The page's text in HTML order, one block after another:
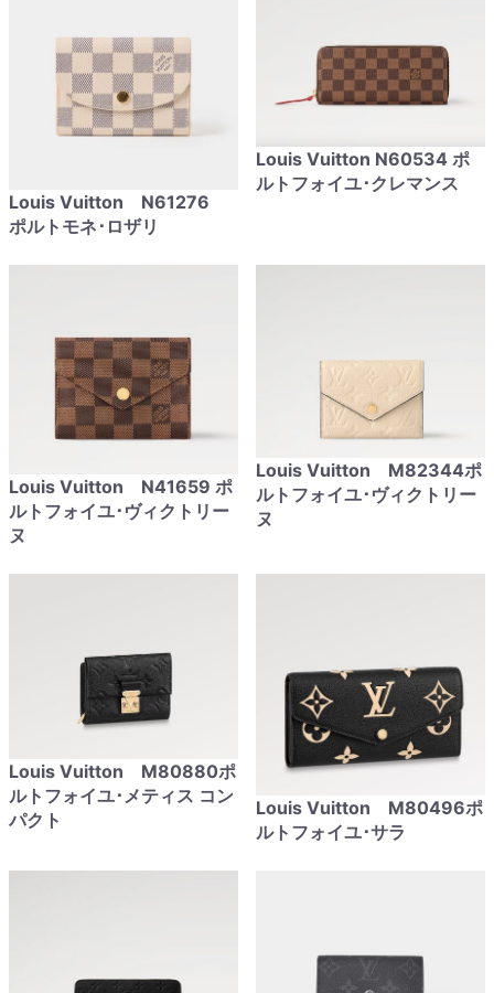
Louis Vuitton N61276
ポルトモネ･ロザリ
Louis Vuitton N60534 ポ
ルトフォイユ･クレマンス
Louis Vuitton N41659 ポ
ルトフォイユ･ヴィクトリー
ヌ
Louis Vuitton M82344ポ
ルトフォイユ･ヴィクトリー
ヌ
Louis Vuitton M80880ポ
ルトフォイユ･メティス コン
パクト
Louis Vuitton M80496ポ
ルトフォイユ･サラ